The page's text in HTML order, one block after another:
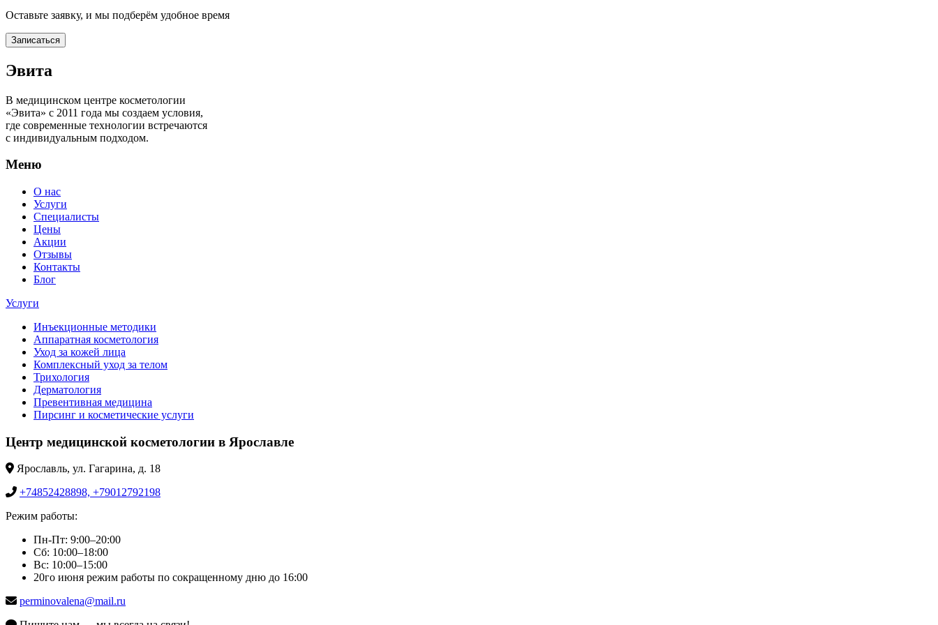
Оставьте заявку, и мы подберём удобное время
Записаться
Эвита
В медицинском центре косметологии
«Эвита» с 2011 года мы создаем условия,
где современные технологии встречаются
с индивидуальным подходом.
Меню
О нас
Услуги
Специалисты
Цены
Акции
Отзывы
Контакты
Блог
Услуги
Инъекционные методики
Аппаратная косметология
Уход за кожей лица
Комплексный уход за телом
Трихология
Дерматология
Превентивная медицина
Пирсинг и косметические услуги
Центр медицинской косметологии в Ярославле
Ярославль, ул. Гагарина, д. 18
+74852428898, +79012792198
Режим работы:
Пн-Пт: 9:00–20:00
Сб: 10:00–18:00
Вс: 10:00–15:00
20го июня режим работы по сокращенному дню до 16:00
perminovalena@mail.ru